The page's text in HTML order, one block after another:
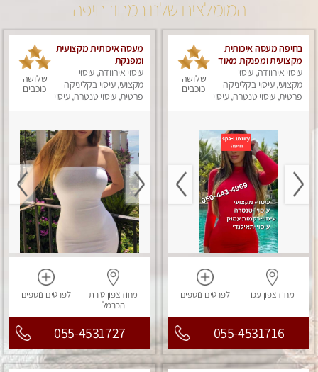
המומלצים שלנו במחוז חיפה
בחיפה מעסה איכותית
מקצועית ומפנקת מאוד
עיסוי אירוודה, עיסוי
מקצועי, עיסוי בקליניקה
פרטית, עיסוי טנטרה, עיסוי
שלושה
כוכבים
מחוז צפוןעכו לפרטים נוספים
055-4531716
מעסה איכותית מקצועית
ומפנקת
עיסוי אירוודה, עיסוי
מקצועי, עיסוי בקליניקה
פרטית, עיסוי טנטרה, עיסוי
שלושה
כוכבים
מחוז צפוןטירת
הכרמל
לפרטים נוספים
055-4531727